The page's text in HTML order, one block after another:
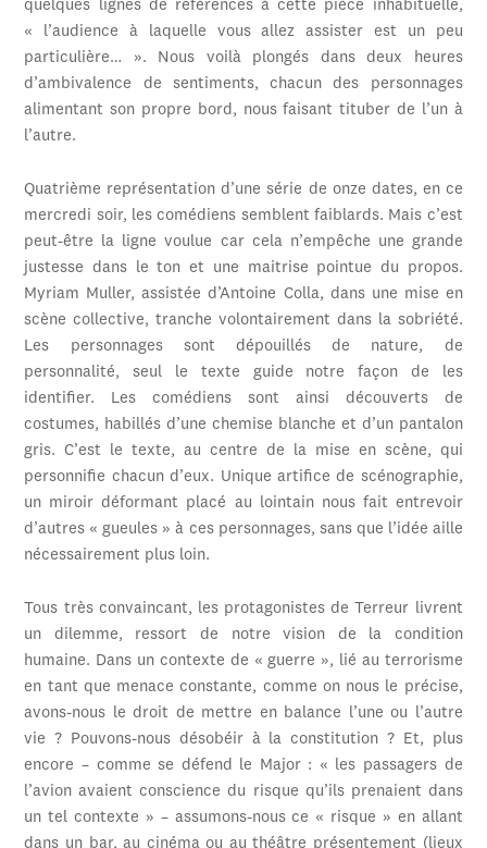
quelques lignes de références à cette pièce inhabituelle,
« l’audience à laquelle vous allez assister est un peu
particulière… ». Nous voilà plongés dans deux heures
d’ambivalence de sentiments, chacun des personnages
alimentant son propre bord, nous faisant tituber de l’un à
l’autre.
Quatrième représentation d’une série de onze dates, en ce
mercredi soir, les comédiens semblent faiblards. Mais c’est
peut-être la ligne voulue car cela n’empêche une grande
justesse dans le ton et une maitrise pointue du propos.
Myriam Muller, assistée d’Antoine Colla, dans une mise en
scène collective, tranche volontairement dans la sobriété.
Les personnages sont dépouillés de nature, de
personnalité, seul le texte guide notre façon de les
identifier. Les comédiens sont ainsi découverts de
costumes, habillés d’une chemise blanche et d’un pantalon
gris. C’est le texte, au centre de la mise en scène, qui
personnifie chacun d’eux. Unique artifice de scénographie,
un miroir déformant placé au lointain nous fait entrevoir
d’autres « gueules » à ces personnages, sans que l’idée aille
nécessairement plus loin.
Tous très convaincant, les protagonistes de Terreur livrent
un dilemme, ressort de notre vision de la condition
humaine. Dans un contexte de « guerre », lié au terrorisme
en tant que menace constante, comme on nous le précise,
avons-nous le droit de mettre en balance l’une ou l’autre
vie ? Pouvons-nous désobéir à la constitution ? Et, plus
encore – comme se défend le Major : « les passagers de
l’avion avaient conscience du risque qu’ils prenaient dans
un tel contexte » – assumons-nous ce « risque » en allant
dans un bar, au cinéma ou au théâtre présentement (lieux